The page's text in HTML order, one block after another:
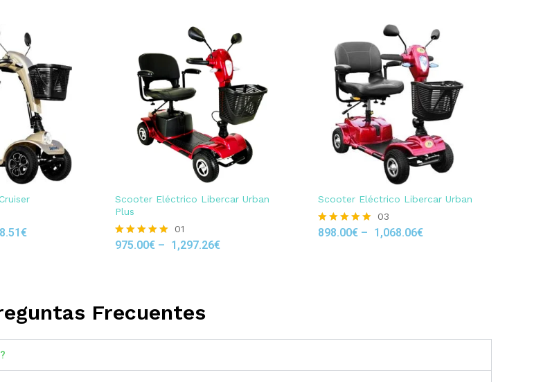
€
Scooter Eléctrico Libercar Urban
Plus
Rated
01
975.00€ – 1,297.26€
Scooter Eléctrico Libercar Urban
Rated
03
898.00€– 1,068.06€
Frecuentes